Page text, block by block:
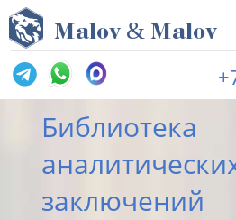
Malov & Malov
Библиотека
заключений